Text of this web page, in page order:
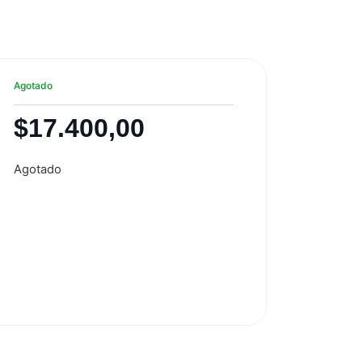
Agotado
$17.400,00
Agotado